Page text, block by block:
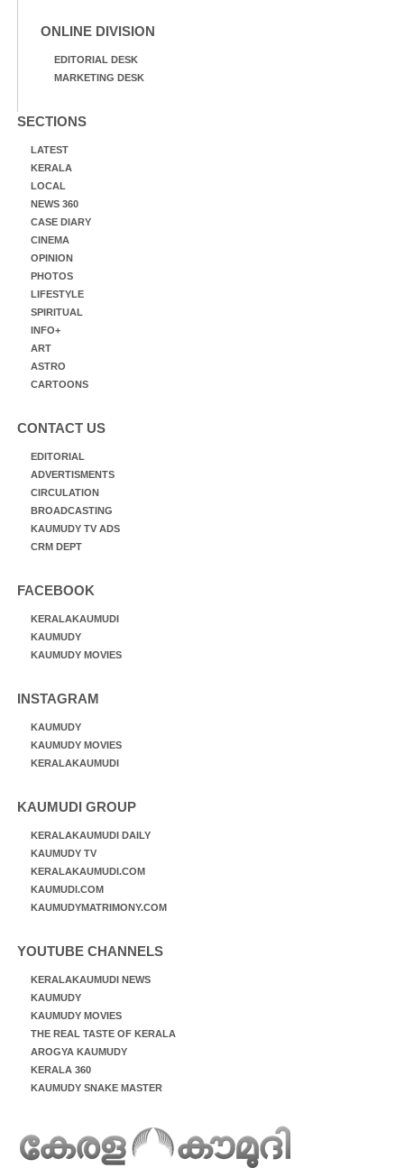
ONLINE DIVISION
EDITORIAL DESK
MARKETING DESK
SECTIONS
LATEST
KERALA
LOCAL
NEWS 360
CASE DIARY
CINEMA
OPINION
PHOTOS
LIFESTYLE
SPIRITUAL
INFO+
ART
ASTRO
CARTOONS
CONTACT US
EDITORIAL
ADVERTISMENTS
CIRCULATION
BROADCASTING
KAUMUDY TV ADS
CRM DEPT
FACEBOOK
KERALAKAUMUDI
KAUMUDY
KAUMUDY MOVIES
INSTAGRAM
KAUMUDY
KAUMUDY MOVIES
KERALAKAUMUDI
KAUMUDI GROUP
KERALAKAUMUDI DAILY
KAUMUDY TV
KERALAKAUMUDI.COM
KAUMUDI.COM
KAUMUDYMATRIMONY.COM
YOUTUBE CHANNELS
KERALAKAUMUDI NEWS
KAUMUDY
KAUMUDY MOVIES
THE REAL TASTE OF KERALA
AROGYA KAUMUDY
KERALA 360
KAUMUDY SNAKE MASTER